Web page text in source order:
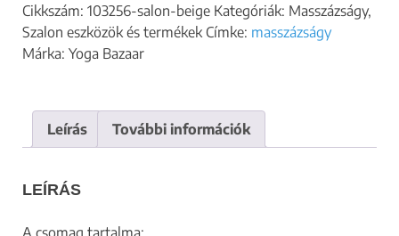
Cikkszám: 103256-salon-beige Kategóriák: Masszázságy,
Szalon eszközök és termékek Címke: masszázságy
Márka: Yoga Bazaar
Leírás További információk
LEÍRÁS